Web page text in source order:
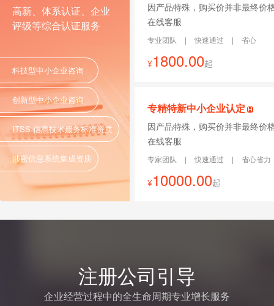
高新、体系认证、企业
评级等综合认证服务
科技型中小企业咨询
创新型中小企业咨询
ITSS 信息技术服务标准资质
涉密信息系统集成资质
因产品特殊，购买价并非最终价
在线客服
专业团队 | 快速通过 | 省心
¥1800.00起
专精特新中小企业认定
因产品特殊，购买价并非最终价
在线客服
专家团队 | 快速通过 | 省心省力
¥10000.00起
注册公司引导
企业经营过程中的全生命周期专业增长服务